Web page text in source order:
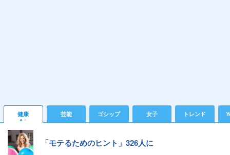
健康 芸能 ゴシップ 女子 トレンド
「モテるためのヒント」326人に